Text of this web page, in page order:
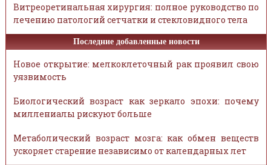
Витреоретинальная хирургия: полное руководство по
лечению патологий сетчатки и стекловидного тела
Последние добавленные новости
Новое открытие: мелкоклеточный рак проявил свою
уязвимость
Биологический возраст как зеркало эпохи: почему
миллениалы рискуют больше
Метаболический возраст мозга: как обмен веществ
ускоряет старение независимо от календарных лет